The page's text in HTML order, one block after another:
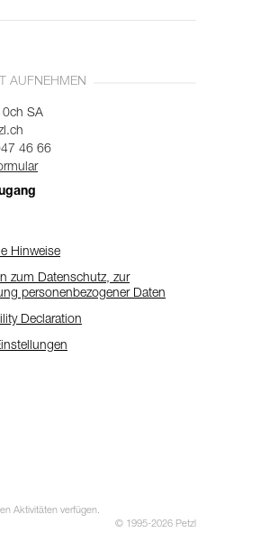
AUFNEHMEN
SA
46 66
Hinweise
zum Datenschutz, zur
personenbezogener Daten
Declaration
Aktivitäten verfügen.
© 1995-2026 Petzl